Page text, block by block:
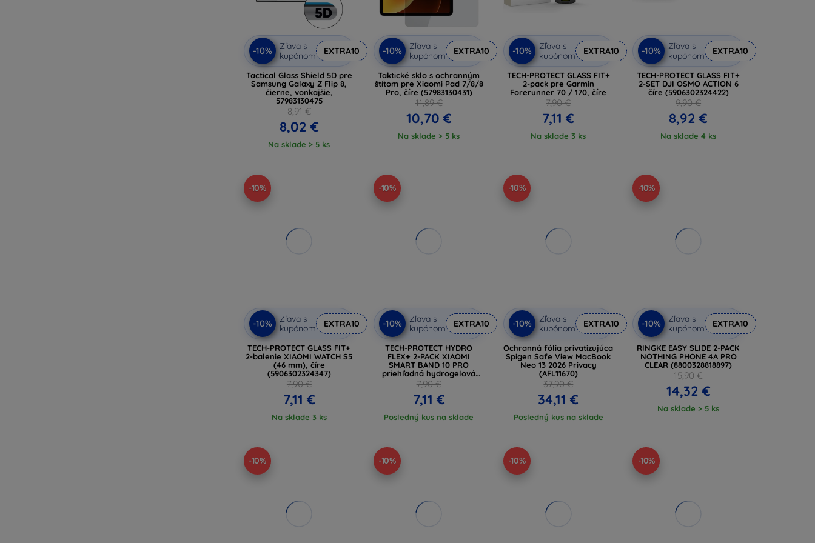
-10%
Zľava s
kupónom
EXTRA10
Tactical Glass Shield 5D pre
Samsung Galaxy Z Flip 8,
čierne, vonkajšie,
57983130475
8,91 €
8,02 €
Na sklade > 5 ks
-10%
Zľava s
kupónom
EXTRA10
Taktické sklo s ochranným
štítom pre Xiaomi Pad 7/8/8
Pro, číre (57983130431)
11,89 €
10,70 €
Na sklade > 5 ks
-10%
Zľava s
kupónom
EXTRA10
TECH-PROTECT GLASS FIT+
2-pack pre Garmin
Forerunner 70 / 170, číre
7,90 €
7,11 €
Na sklade 3 ks
-10%
Zľava s
kupónom
EXTRA10
TECH-PROTECT GLASS FIT+
2-SET DJI OSMO ACTION 6
číre (5906302324422)
9,90 €
8,92 €
Na sklade 4 ks
-10%
-10%
Zľava s
kupónom
EXTRA10
TECH-PROTECT GLASS FIT+
2-balenie XIAOMI WATCH S5
(46 mm), číre
(5906302324347)
7,90 €
7,11 €
Na sklade 3 ks
-10%
-10%
Zľava s
kupónom
EXTRA10
TECH-PROTECT HYDRO
FLEX+ 2-PACK XIAOMI
SMART BAND 10 PRO
priehľadná hydrogelová
ochranná fólia
7,90 €
7,11 €
Posledný kus na sklade
-10%
-10%
Zľava s
kupónom
EXTRA10
Ochranná fólia privatizujúca
Spigen Safe View MacBook
Neo 13 2026 Privacy
(AFL11670)
37,90 €
34,11 €
Posledný kus na sklade
-10%
-10%
Zľava s
kupónom
EXTRA10
RINGKE EASY SLIDE 2-PACK
NOTHING PHONE 4A PRO
CLEAR (8800328818897)
15,90 €
14,32 €
Na sklade > 5 ks
-10% -10% -10% -10%